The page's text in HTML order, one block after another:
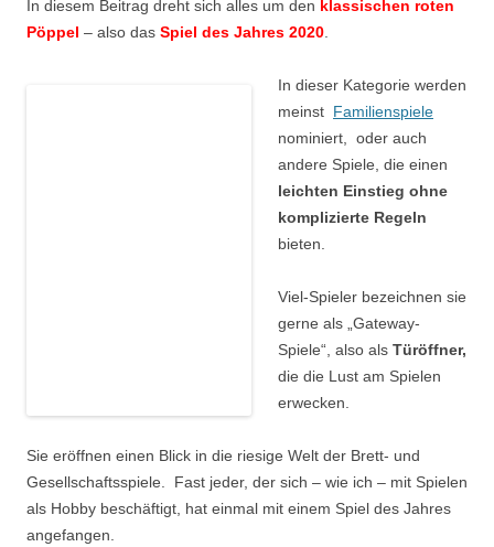
In diesem Beitrag dreht sich alles um den klassischen roten
Pöppel – also das Spiel des Jahres 2020.
In dieser Kategorie werden
meinst Familienspiele
nominiert, oder auch
andere Spiele, die einen
leichten Einstieg ohne
komplizierte Regeln
bieten.
Viel-Spieler bezeichnen sie
gerne als „Gateway-
Spiele“, also als Türöffner,
die die Lust am Spielen
erwecken.
Sie eröffnen einen Blick in die riesige Welt der Brett- und
Gesellschaftsspiele. Fast jeder, der sich – wie ich – mit Spielen
als Hobby beschäftigt, hat einmal mit einem Spiel des Jahres
angefangen.